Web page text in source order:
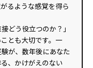
るような感覚を得ら
どう役立つのか？」
とも大切です。一
が、数年後にあなた
、かけがえのない